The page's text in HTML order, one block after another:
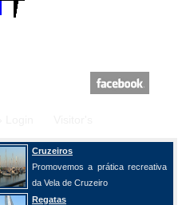
Cruzeiros
Promovemos a prática recreativa
da Vela de Cruzeiro
Regatas